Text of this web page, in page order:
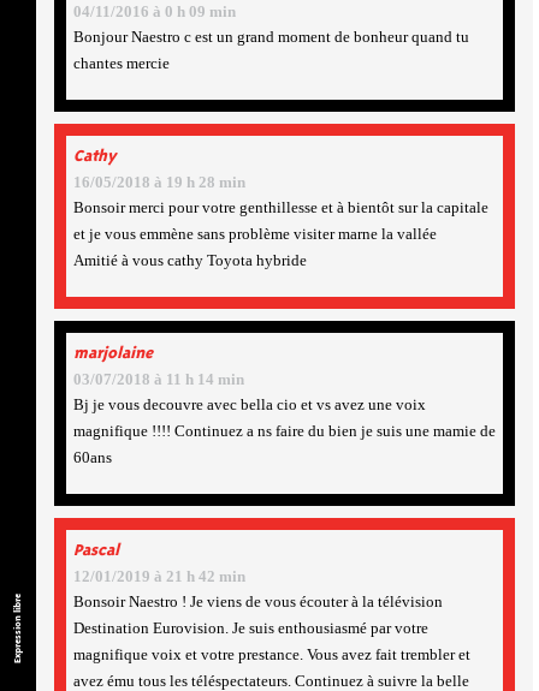
Expression libre
04/11/2016 à 0 h 09 min
Bonjour Naestro c est un grand moment de bonheur quand tu
chantes mercie
Cathy
16/05/2018 à 19 h 28 min
Bonsoir merci pour votre genthillesse et à bientôt sur la capitale
et je vous emmène sans problème visiter marne la vallée
Amitié à vous cathy Toyota hybride
marjolaine
03/07/2018 à 11 h 14 min
Bj je vous decouvre avec bella cio et vs avez une voix
magnifique !!!! Continuez a ns faire du bien je suis une mamie de
60ans
Pascal
12/01/2019 à 21 h 42 min
Bonsoir Naestro ! Je viens de vous écouter à la télévision
Destination Eurovision. Je suis enthousiasmé par votre
magnifique voix et votre prestance. Vous avez fait trembler et
avez ému tous les téléspectateurs. Continuez à suivre la belle